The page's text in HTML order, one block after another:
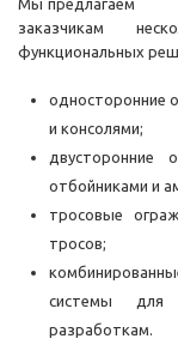
Мы предлагаем
заказчикам
функциональных
односторонние
и консолями;
двусторонние
отбойниками и
тросовые
тросов;
системы для
разработкам.